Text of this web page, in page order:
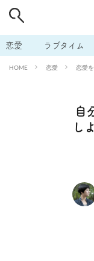
恋愛 ラブタイム
HOME 恋愛 恋愛
自
し
# 出会う方法